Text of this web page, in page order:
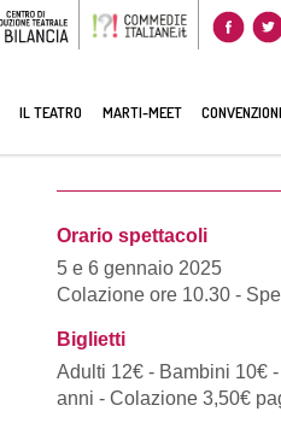
IL TEATRO MARTI-MEET CONVENZIONI
Orario spettacoli
5 e 6 gennaio 2025
Colazione ore 10.30 -
Biglietti
Adulti 12€ - Bambini 10€
anni - Colazione 3,50€